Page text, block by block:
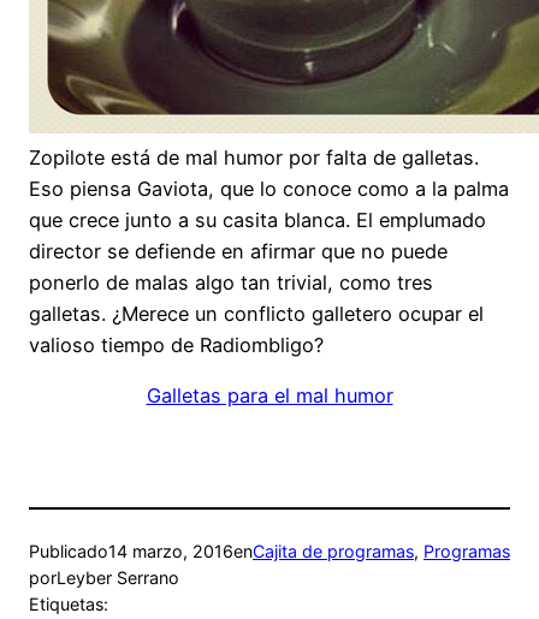
Zopilote está de mal humor por falta de galletas.
Eso piensa Gaviota, que lo conoce como a la palma
que crece junto a su casita blanca. El emplumado
director se defiende en afirmar que no puede
ponerlo de malas algo tan trivial, como tres
galletas. ¿Merece un conflicto galletero ocupar el
valioso tiempo de Radiombligo?
Galletas para el mal humor
Publicado14 marzo, 2016enCajita de programas, Programas
porLeyber Serrano
Etiquetas: